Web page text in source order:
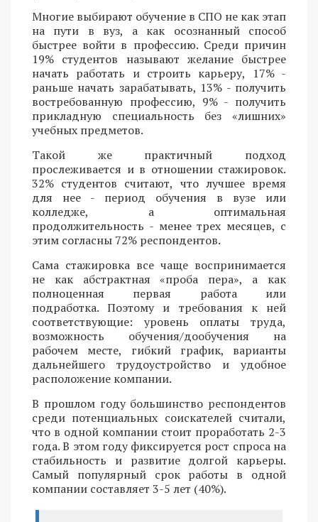
Многие выбирают обучение в СПО не как этап
на пути в вуз, а как осознанный способ
быстрее войти в профессию. Среди причин
19% студентов называют желание быстрее
начать работать и строить карьеру, 17% -
раньше начать зарабатывать, 13% - получить
востребованную профессию, 9% - получить
прикладную специальность без «лишних»
учебных предметов.
Такой же практичный подход
прослеживается и в отношении стажировок.
32% студентов считают, что лучшее время
для нее - период обучения в вузе или
колледже, а оптимальная
продолжительность - менее трех месяцев, с
этим согласны 72% респондентов.
Сама стажировка все чаще воспринимается
не как абстрактная «проба пера», а как
полноценная первая работа или
подработка. Поэтому и требования к ней
соответствующие: уровень оплаты труда,
возможность обучения/дообучения на
рабочем месте, гибкий график, варианты
дальнейшего трудоустройство и удобное
расположение компании.
В прошлом году большинство респондентов
среди потенциальных соискателей считали,
что в одной компании стоит проработать 2-3
года. В этом году фиксируется рост спроса на
стабильность и развитие долгой карьеры.
Самый популярный срок работы в одной
компании составляет 3-5 лет (40%).